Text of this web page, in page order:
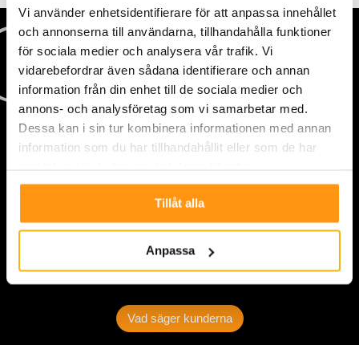
Vi använder enhetsidentifierare för att anpassa innehållet
och annonserna till användarna, tillhandahålla funktioner
för sociala medier och analysera vår trafik. Vi
vidarebefordrar även sådana identifierare och annan
information från din enhet till de sociala medier och
annons- och analysföretag som vi samarbetar med.
Dessa kan i sin tur kombinera informationen med annan
information som du har tillhandahållit eller som de har
Tillåt alla
Anpassa
Vad säger kunderna